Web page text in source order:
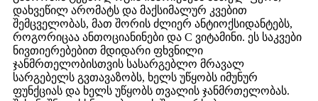
დახვეწილ არომატს და მაქსიმალურ კვებით
შემცველობას, მათ შორის ძლიერ ანტიოქსიდანტებს,
როგორიცაა ანთოციანინები და C ვიტამინი. ეს საკვები
ნივთიერებებით მდიდარი ფხვნილი
ჯანმრთელობისთვის სასარგებლო მრავალ
სარგებელს გვთავაზობს, ხელს უწყობს იმუნურ
ფუნქციას და ხელს უწყობს თვალის ჯანმრთელობას.